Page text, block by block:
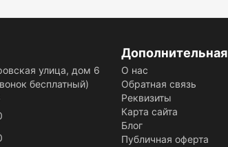
улица, дом 6
бесплатный)
О нас
Обратная связь
Реквизиты
Карта сайта
Блог
Публичная оферта